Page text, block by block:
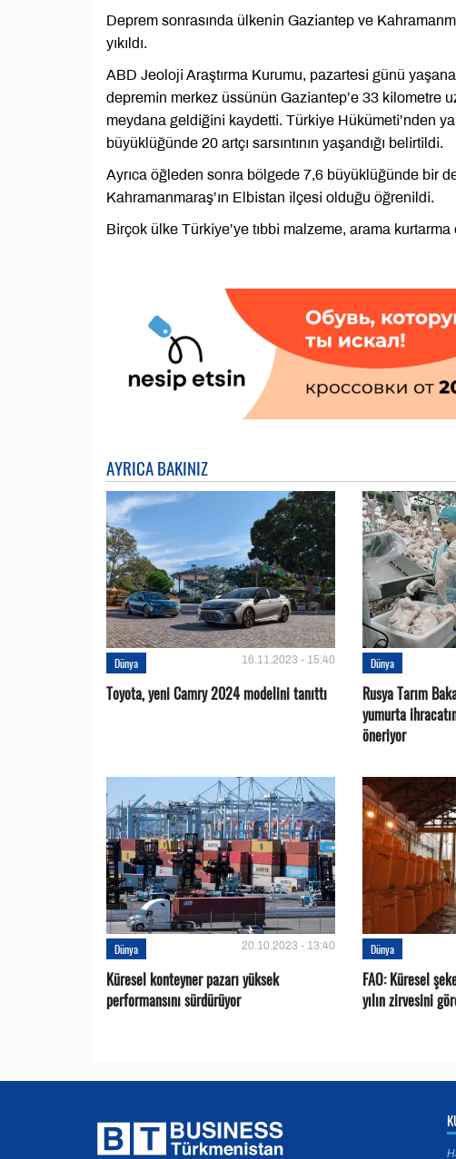
Deprem sonrasında ülkenin Gaziantep ve
yıkıldı.
ABD Jeoloji Araştırma Kurumu, pazartesi günü
depremin merkez üssünün Gaziantep’e 33 kilometre
meydana geldiğini kaydetti. Türkiye Hükümeti’nden
büyüklüğünde 20 artçı sarsıntının yaşandığı belirtildi.
Ayrıca öğleden sonra bölgede 7,6 büyüklüğünde bir
Kahramanmaraş’ın Elbistan ilçesi olduğu öğrenildi.
Birçok ülke Türkiye’ye tıbbi malzeme, arama
AYRICA BAKINIZ
Dünya 16.11.2023 - 15:40
Toyota, yeni Camry 2024 modelini tanıttı
Dünya
Rusya Tarım
yumurta
öneriyor
Dünya 20.10.2023 - 13:40
Küresel konteyner pazarı yüksek
performansını sürdürüyor
Dünya
FAO: Küresel
yılın zirvesini